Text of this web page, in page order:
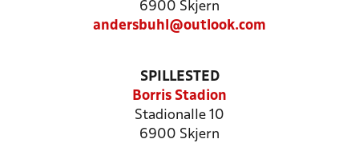
6900 Skjern
andersbuhl@outlook.com
SPILLESTED
Borris Stadion
Stadionalle 10
6900 Skjern